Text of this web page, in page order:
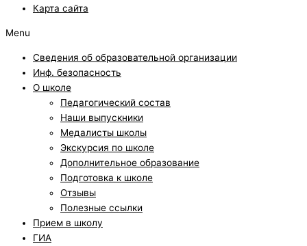
Карта сайта
Menu
Сведения об образовательной организации
Инф. безопасность
О школе
Педагогический состав
Наши выпускники
Медалисты школы
Экскурсия по школе
Дополнительное образование
Подготовка к школе
Отзывы
Полезные ссылки
Прием в школу
ГИА